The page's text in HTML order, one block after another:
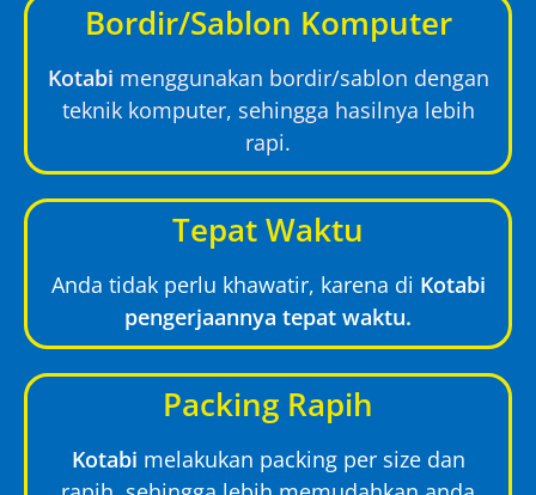
Bordir/Sablon Komputer
Kotabi menggunakan bordir/sablon dengan
teknik komputer, sehingga hasilnya lebih
rapi.
Tepat Waktu
Anda tidak perlu khawatir, karena di Kotabi
pengerjaannya tepat waktu.
Packing Rapih
Kotabi melakukan packing per size dan